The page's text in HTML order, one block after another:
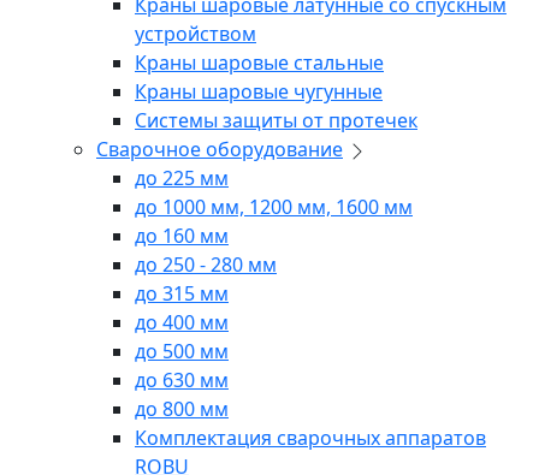
устройством
Краны шаровые стальные
Краны шаровые чугунные
Системы защиты от протечек
Сварочное оборудование
до 225 мм
до 1000 мм, 1200 мм, 1600 мм
до 160 мм
до 250 - 280 мм
до 315 мм
до 400 мм
до 500 мм
до 630 мм
до 800 мм
Комплектация сварочных аппаратов
ROBU